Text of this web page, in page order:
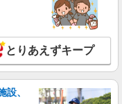
格すると16600円/月支
゜+゜・。○。・゜+゜
詳細を見る
とりあえずキープ
、